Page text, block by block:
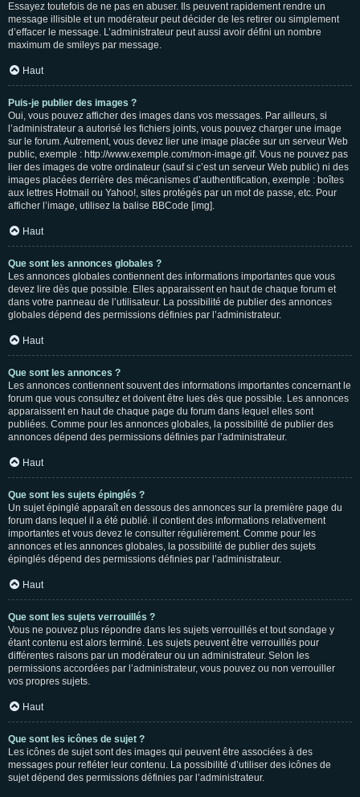
Essayez toutefois de ne pas en abuser. Ils peuvent rapidement rendre un
message illisible et un modérateur peut décider de les retirer ou simplement
d’effacer le message. L’administrateur peut aussi avoir défini un nombre
maximum de smileys par message.
Haut
Puis-je publier des images ?
Oui, vous pouvez afficher des images dans vos messages. Par ailleurs, si
l’administrateur a autorisé les fichiers joints, vous pouvez charger une image
sur le forum. Autrement, vous devez lier une image placée sur un serveur Web
public, exemple : http://www.exemple.com/mon-image.gif. Vous ne pouvez pas
lier des images de votre ordinateur (sauf si c’est un serveur Web public) ni des
images placées derrière des mécanismes d’authentification, exemple : boîtes
aux lettres Hotmail ou Yahoo!, sites protégés par un mot de passe, etc. Pour
afficher l’image, utilisez la balise BBCode [img].
Haut
Que sont les annonces globales ?
Les annonces globales contiennent des informations importantes que vous
devez lire dès que possible. Elles apparaissent en haut de chaque forum et
dans votre panneau de l’utilisateur. La possibilité de publier des annonces
globales dépend des permissions définies par l’administrateur.
Haut
Que sont les annonces ?
Les annonces contiennent souvent des informations importantes concernant le
forum que vous consultez et doivent être lues dès que possible. Les annonces
apparaissent en haut de chaque page du forum dans lequel elles sont
publiées. Comme pour les annonces globales, la possibilité de publier des
annonces dépend des permissions définies par l’administrateur.
Haut
Que sont les sujets épinglés ?
Un sujet épinglé apparaît en dessous des annonces sur la première page du
forum dans lequel il a été publié. il contient des informations relativement
importantes et vous devez le consulter régulièrement. Comme pour les
annonces et les annonces globales, la possibilité de publier des sujets
épinglés dépend des permissions définies par l’administrateur.
Haut
Que sont les sujets verrouillés ?
Vous ne pouvez plus répondre dans les sujets verrouillés et tout sondage y
étant contenu est alors terminé. Les sujets peuvent être verrouillés pour
différentes raisons par un modérateur ou un administrateur. Selon les
permissions accordées par l’administrateur, vous pouvez ou non verrouiller
vos propres sujets.
Haut
Que sont les icônes de sujet ?
Les icônes de sujet sont des images qui peuvent être associées à des
messages pour refléter leur contenu. La possibilité d’utiliser des icônes de
sujet dépend des permissions définies par l’administrateur.